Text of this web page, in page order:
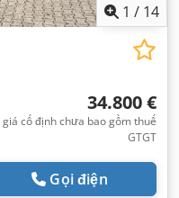
1 / 14
34.800 €
giá cố định chưa bao gồm thuế
GTGT
Gọi điện